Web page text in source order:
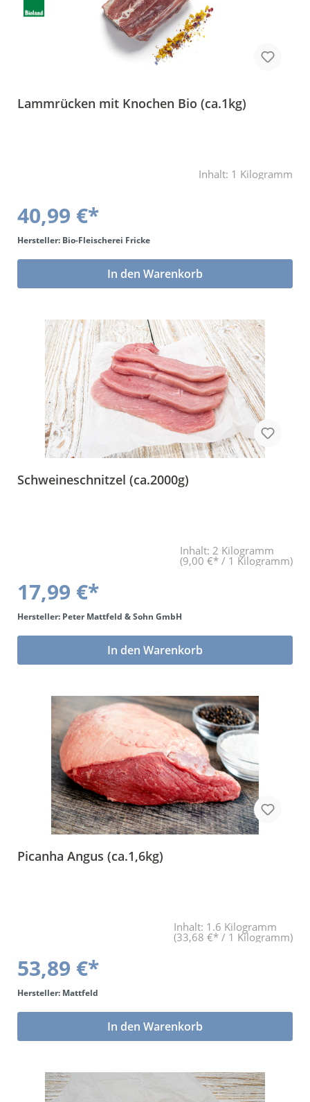
BLa
Lammrücken mit Knochen Bio (ca.1kg)
Inhalt: 1 Kilogramm
40,99 €*
Hersteller: Bio-Fleischerei Fricke
In den Warenkorb
Schweineschnitzel (ca.2000g)
Inhalt: 2 Kilogramm
(9,00 €* / 1 Kilogramm)
17,99 €*
Hersteller: Peter Mattfeld & Sohn GmbH
In den Warenkorb
Picanha Angus (ca.1,6kg)
Inhalt: 1.6 Kilogramm
(33,68 €* / 1 Kilogramm)
53,89 €*
Hersteller: Mattfeld
In den Warenkorb